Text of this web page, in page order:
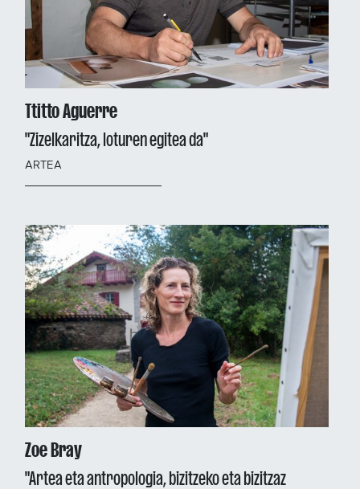
Ttitto Aguerre
"Zizelkaritza, loturen egitea da"
ARTEA
Zoe Bray
"Artea eta antropologia, bizitzeko eta bizitzaz